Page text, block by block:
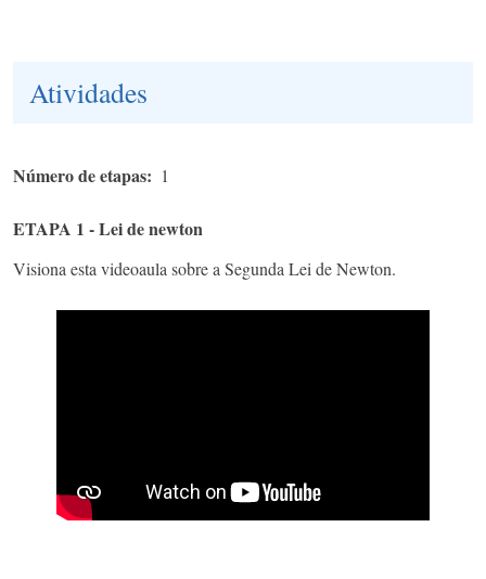
Atividades
Número de etapas 1
ETAPA 1 - Lei de newton
Visiona esta videoaula sobre a Segunda Lei de Newton.